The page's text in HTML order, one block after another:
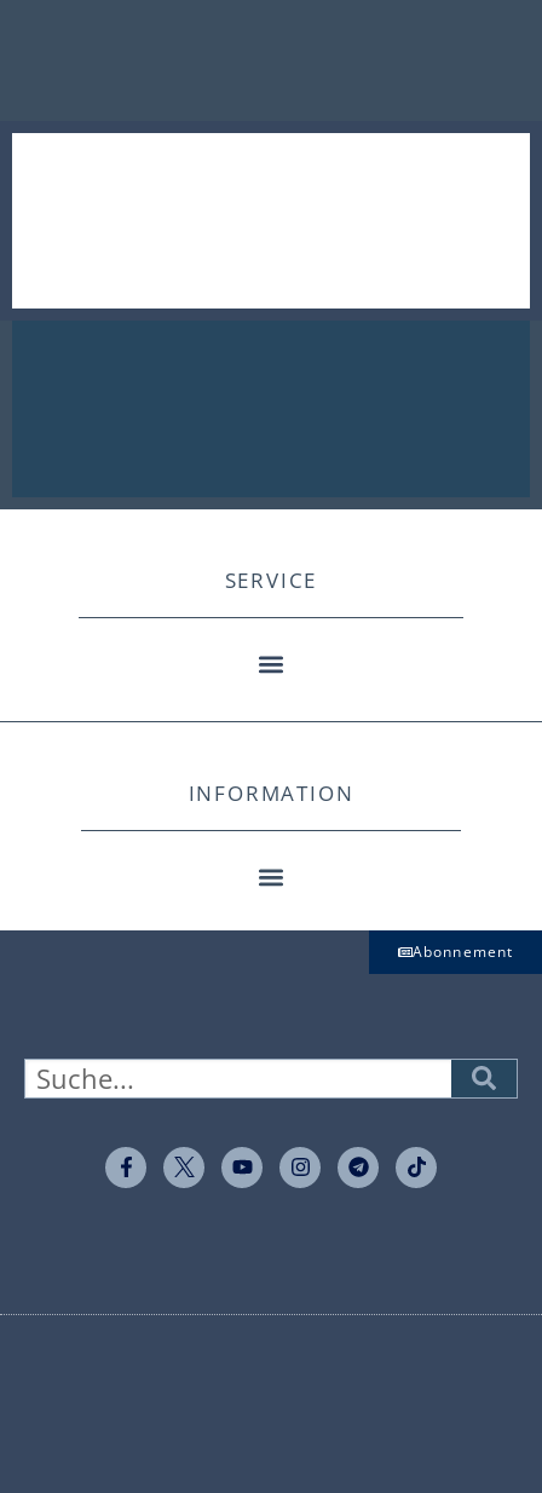
SERVICE
INFORMATION
Abonnement